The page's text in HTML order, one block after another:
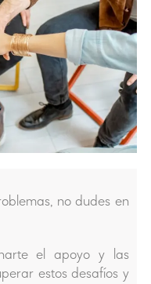
no dudes en
el apoyo y las
estos desafíos y